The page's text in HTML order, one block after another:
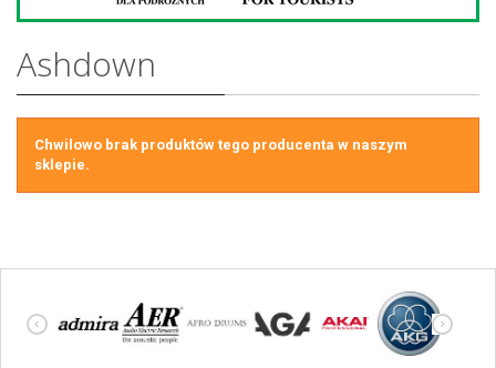
Ashdown
Chwilowo brak produktów tego producenta w naszym
sklepie.